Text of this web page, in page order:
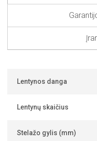
Lentynos danga
Lentynų skaičius
Stelažo gylis (mm)